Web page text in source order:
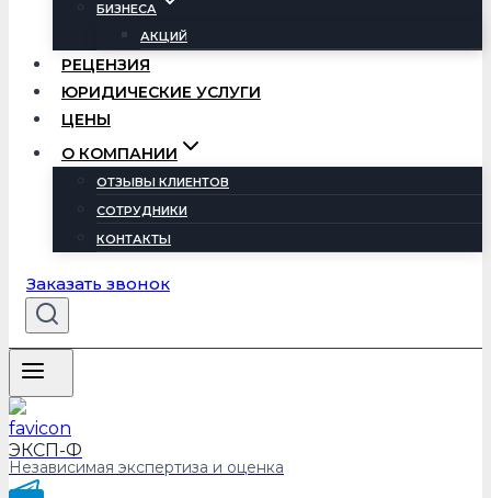
БИЗНЕСА
АКЦИЙ
РЕЦЕНЗИЯ
ЮРИДИЧЕСКИЕ УСЛУГИ
ЦЕНЫ
О КОМПАНИИ
ОТЗЫВЫ КЛИЕНТОВ
СОТРУДНИКИ
КОНТАКТЫ
Заказать звонок
ЭКСП-Ф
Независимая экспертиза и оценка